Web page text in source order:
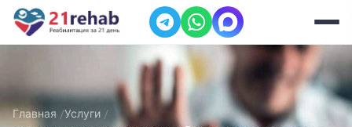
Главная
Услуги